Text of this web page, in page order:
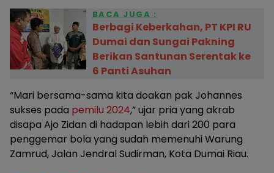
BACA JUGA :
Berbagi Keberkahan, PT KPI RU
Dumai dan Sungai Pakning
Berikan Santunan Serentak ke
6 Panti Asuhan
“Mari bersama-sama kita doakan pak Johannes
sukses pada pemilu 2024,” ujar pria yang akrab
disapa Ajo Zidan di hadapan lebih dari 200 para
penggemar bola yang sudah memenuhi Warung
Zamrud, Jalan Jendral Sudirman, Kota Dumai Riau.